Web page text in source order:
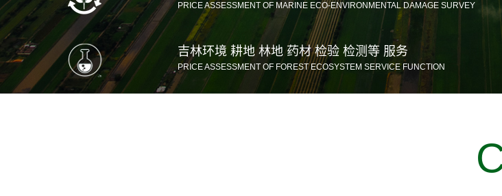
PRICE ASSESSMENT OF MARINE ECO-ENVIRONMENTAL DAMAGE SURVEY
吉林环境 耕地 林地 药材 检验 检测等 服务
PRICE ASSESSMENT OF FOREST ECOSYSTEM SERVICE FUNCTION